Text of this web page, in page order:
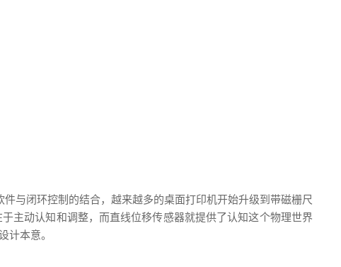
与闭环控制的结合，越来越多的桌面打印机开始升级到带磁栅尺
主动认知和调整，而直线位移传感器就提供了认知这个物理世界
计本意。